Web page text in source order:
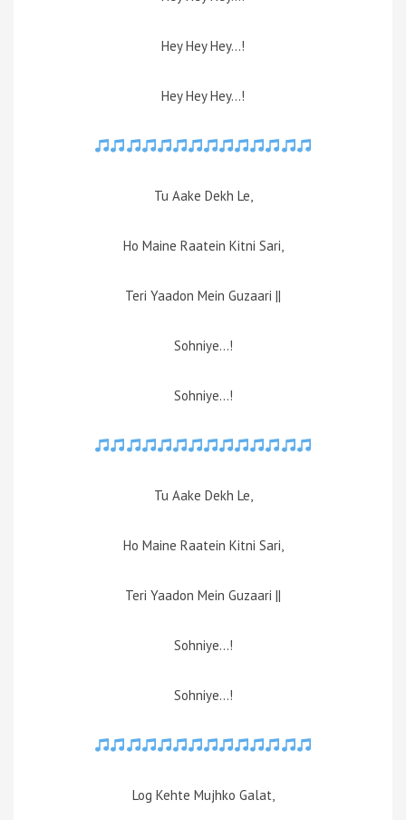
Hey Hey Hey…!
Hey Hey Hey…!
Tu Aake Dekh Le,
Ho Maine Raatein Kitni Sari,
Teri Yaadon Mein Guzaari ||
Sohniye…!
Sohniye…!
Tu Aake Dekh Le,
Ho Maine Raatein Kitni Sari,
Teri Yaadon Mein Guzaari ||
Sohniye…!
Sohniye…!
Log Kehte Mujhko Galat,